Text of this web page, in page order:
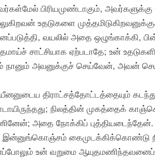
பிரியமுண்டாகும்,
உதடுகளை
வயலில் அதை ஒழுங்காக்கி,
சாட்சியாக ஏற்படாதே; உன்
நானும் அவனுக்குச் செய்வேன், அவன்
திராட்சத்தோட்டத்தையும்
நிலத்தின் முகத்தைக்
அதை நோக்கிப் புத்தியடைந்தேன்.
கைமுடக்கிக்கொண்டு
உன் வறுமை